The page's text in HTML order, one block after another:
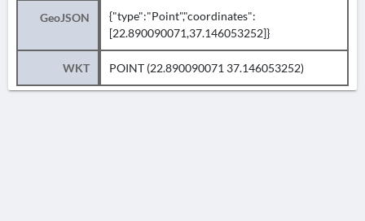
GeoJSON
{"type":"Point","coordinates":
[22.890090071,37.146053252]}
WKT POINT (22.890090071 37.146053252)